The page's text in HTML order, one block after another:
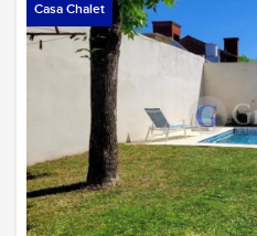
Casa Chalet